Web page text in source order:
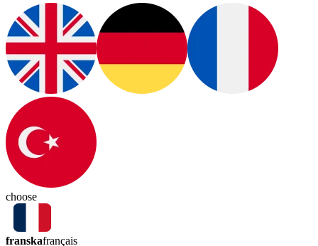
choose
franskafrançais